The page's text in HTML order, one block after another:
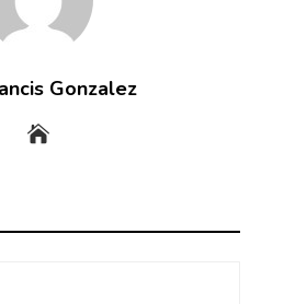
Gonzalez